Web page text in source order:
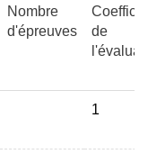
Nombre
d'épreuves
de
1